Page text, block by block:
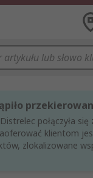
połączyła się
klientom
zlokalizowane